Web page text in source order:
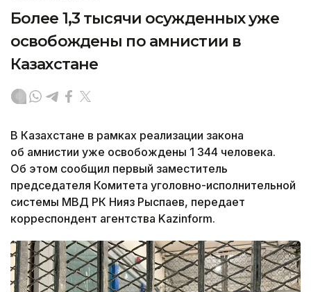
Более 1,3 тысячи осужденных уже
освобождены по амнистии в
Казахстане
В Казахстане в рамках реализации закона
об амнистии уже освобождены 1 344 человека.
Об этом сообщил первый заместитель
председателя Комитета уголовно-исполнительной
системы МВД РК Нияз Рыспаев, передает
корреспондент агентства Kazinform.